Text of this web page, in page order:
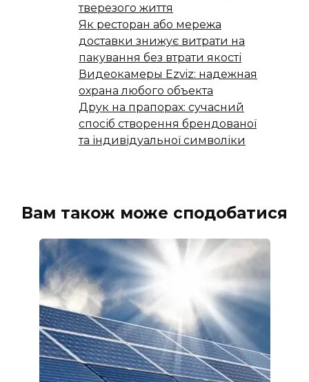
тверезого життя
Як ресторан або мережа
доставки знижує витрати на
пакування без втрати якості
Видеокамеры Ezviz: надежная
охрана любого объекта
Друк на прапорах: сучасний
спосіб створення брендованої
та індивідуальної символіки
Вам також може сподобатися